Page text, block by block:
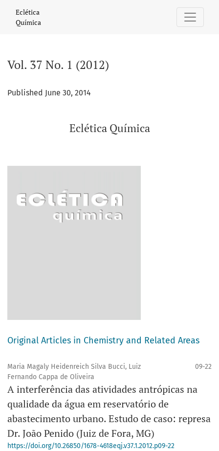
Eclética
Química
Vol. 37 No. 1 (2012)
Published June 30, 2014
Eclética Química
Original Articles in Chemistry and Related Areas
Maria Magaly Heidenreich Silva Bucci, Luiz
Fernando Cappa de Oliveira
09-22
A interferência das atividades antrópicas na
qualidade da água em reservatório de
abastecimento urbano. Estudo de caso: represa
Dr. João Penido (Juiz de Fora, MG)
https://doi.org/10.26850/1678-4618eqj.v37.1.2012.p09-22